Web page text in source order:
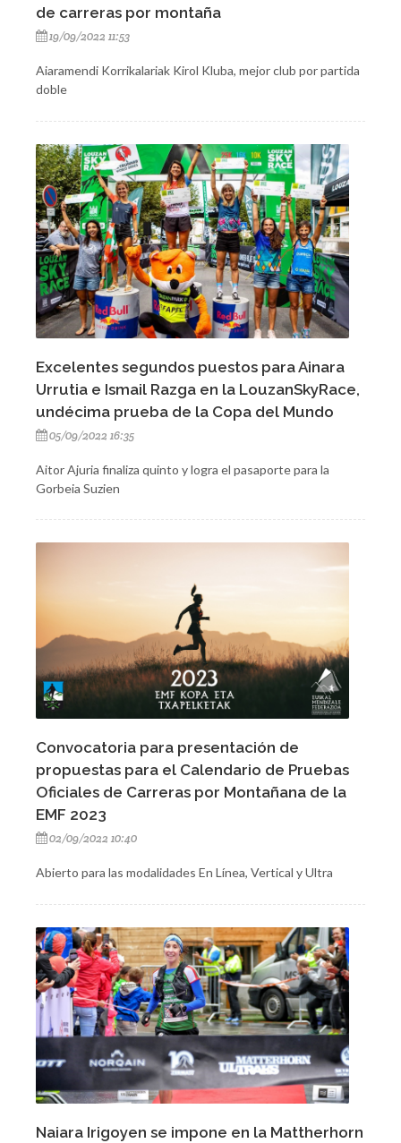
de carreras por montaña
19/09/2022 11:53
Aiaramendi Korrikalariak Kirol Kluba, mejor club por partida
doble
Excelentes segundos puestos para Ainara
Urrutia e Ismail Razga en la LouzanSkyRace,
undécima prueba de la Copa del Mundo
05/09/2022 16:35
Aitor Ajuria finaliza quinto y logra el pasaporte para la
Gorbeia Suzien
Convocatoria para presentación de
propuestas para el Calendario de Pruebas
Oficiales de Carreras por Montañana de la
EMF 2023
02/09/2022 10:40
Abierto para las modalidades En Línea, Vertical y Ultra
Naiara Irigoyen se impone en la Mattherhorn